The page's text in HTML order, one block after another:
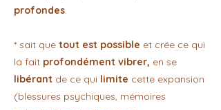
profondes.
* sait que tout est possible et crée ce qui
la fait profondément vibrer, en se
libérant de ce qui limite cette expansion
(blessures psychiques, mémoires